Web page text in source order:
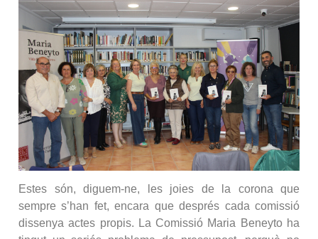
Estes són, diguem-ne, les joies de la corona que
sempre s’han fet, encara que després cada comissió
dissenya actes propis. La Comissió Maria Beneyto ha